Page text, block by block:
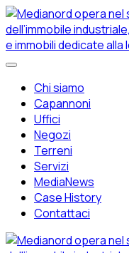
Chi siamo
Capannoni
Uffici
Negozi
Terreni
Servizi
MediaNews
Case History
Contattaci